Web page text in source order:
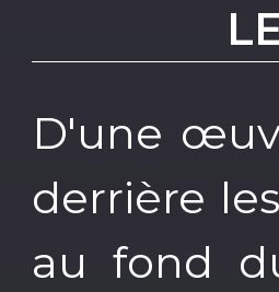
D'une
derrière
au fond